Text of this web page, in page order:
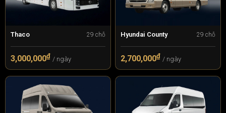
Thaco 29 chỗ
3,000,000₫ / ngày
Hyundai County 29 chỗ
2,700,000₫ / ngày